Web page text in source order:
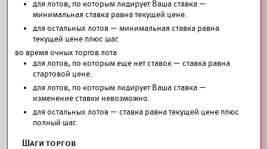
для лотов, по которым лидирует Ваша ставка —
минимальная ставка равна текущей цене.
для остальных лотов — минимальная ставка равна
текущей цене плюс шаг.
во время очных торгов лота
для лотов, по которым еще нет ставок — ставка равна
стартовой цене.
для лотов, по которым лидирует Ваша ставка —
изменение ставки невозможно.
для остальных лотов — ставка равна текущей цене плюс
полный шаг.
Шаги торгов